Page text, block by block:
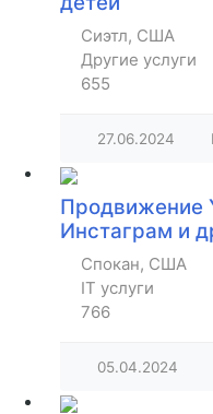
Сиэтл, США
Другие услуги
655
27.06.2024
Продвижение
Инстаграм и
Спокан, США
IT услуги
766
05.04.2024